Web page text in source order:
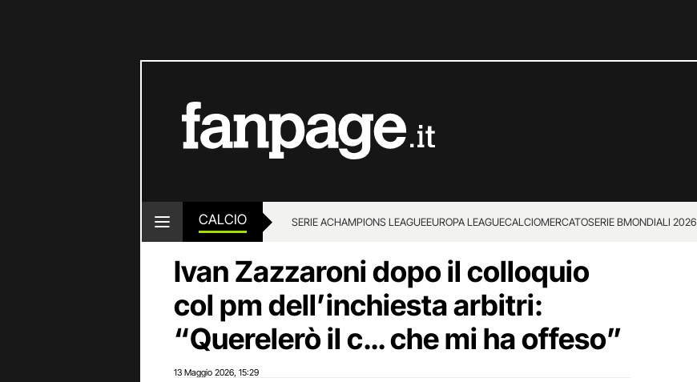
CALCIO SERIE ACHAMPIONS LEAGUEEUROPA LEAGUECALCIOMERCATOSERIE BMONDIALI 2026
Ivan Zazzaroni dopo il colloquio
col pm dell’inchiesta arbitri:
“Querelerò il c… che mi ha offeso”
13 Maggio 2026 15:29